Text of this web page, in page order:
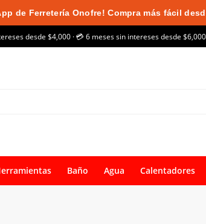
de Ferretería Onofre! Compra más fácil
desde $4,000 · 💳 6 meses sin intereses desde
Baño Agua Calentadores